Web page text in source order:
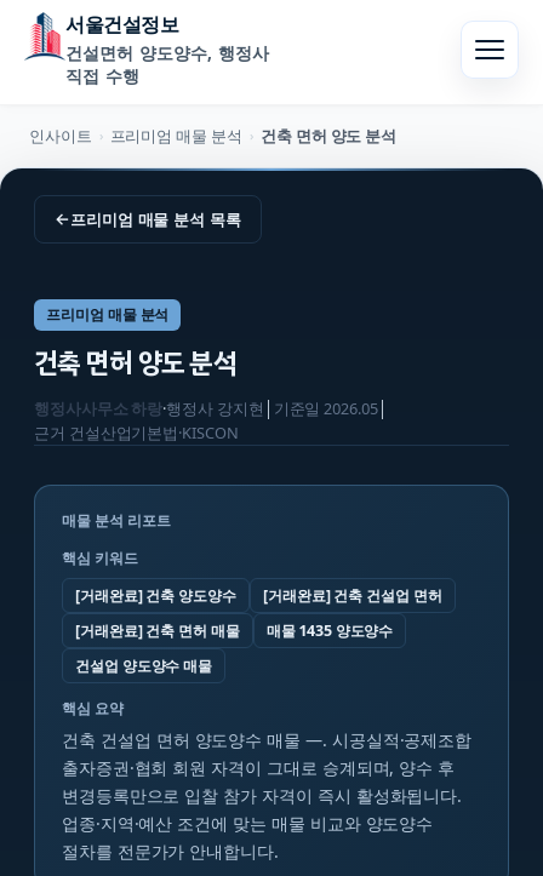
서울건설정보
건설면허 양도양수, 행정사
직접 수행
인사이트 › 프리미엄 매물 분석 › 건축 면허 양도 분석
←프리미엄 매물 분석 목록
프리미엄 매물 분석
건축 면허 양도 분석
행정사사무소 하랑·행정사 강지현 기준일2026.05│
근거 건설산업기본법·KISCON
매물 분석 리포트
핵심 키워드
[거래완료] 건축 양도양수
[거래완료] 건축 건설업 면허
[거래완료] 건축 면허 매물
매물 1435 양도양수
건설업 양도양수 매물
핵심 요약
건축 건설업 면허 양도양수 매물 —. 시공실적·공제조합
출자증권·협회 회원 자격이 그대로 승계되며, 양수 후
변경등록만으로 입찰 참가 자격이 즉시 활성화됩니다.
업종·지역·예산 조건에 맞는 매물 비교와 양도양수
절차를 전문가가 안내합니다.